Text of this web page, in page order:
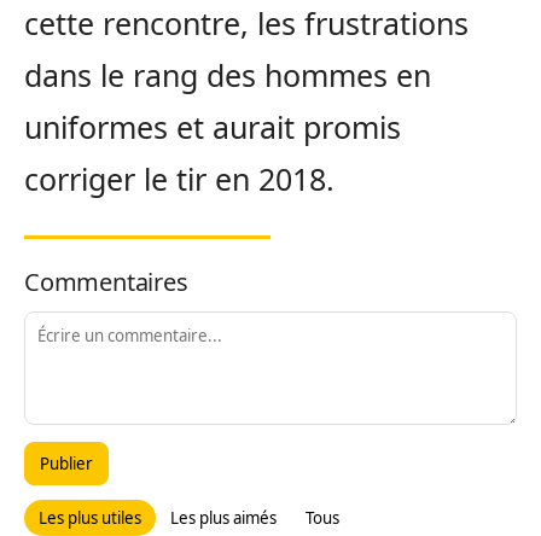
cette rencontre, les frustrations
dans le rang des hommes en
uniformes et aurait promis
corriger le tir en 2018.
Commentaires
Publier
Les plus utiles Les plus aimés Tous